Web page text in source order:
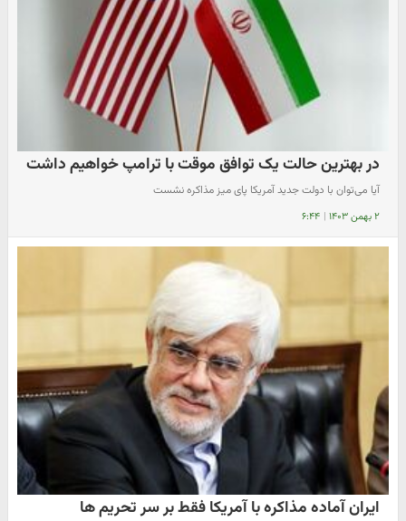
در بهترین حالت یک توافق موقت با ترامپ خواهیم داشت
آیا می‌توان با دولت جدید آمریکا پای میز مذاکره نشست
۲ بهمن ۱۴۰۳ | ۶:۴۴
ایران آماده مذاکره با آمریکا فقط بر سر تحریم ها